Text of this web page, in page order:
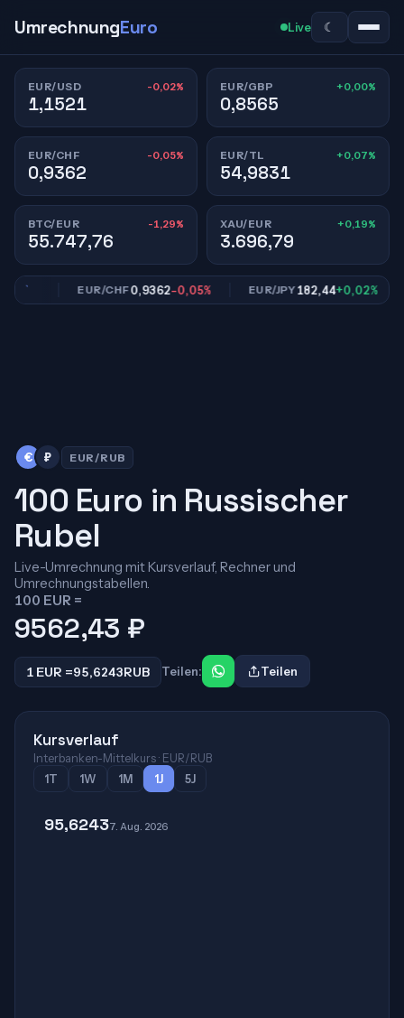
UmrechnungEuro Live ☾
EUR/USD -0,02%
1,1521
EUR/GBP +0,00%
0,8565
EUR/CHF -0,05%
0,9362
EUR/TL +0,07%
54,9831
BTC/EUR -1,29%
55.747,76
XAU/EUR +0,19%
3.696,79
EUR/CHF0,9362-0,05% EUR/JPY182,44+0,02%
€ ₽ EUR/RUB
100 Euro in Russischer
Rubel
Live-Umrechnung mit Kursverlauf, Rechner und
Umrechnungstabellen.
100 EUR =
9562,43 ₽
1 EUR =95,6243RUB Teilen: Teilen
Kursverlauf
Interbanken-Mittelkurs · EUR/RUB
1T
1W 1M 1J 5J
95,62437. Aug. 2026